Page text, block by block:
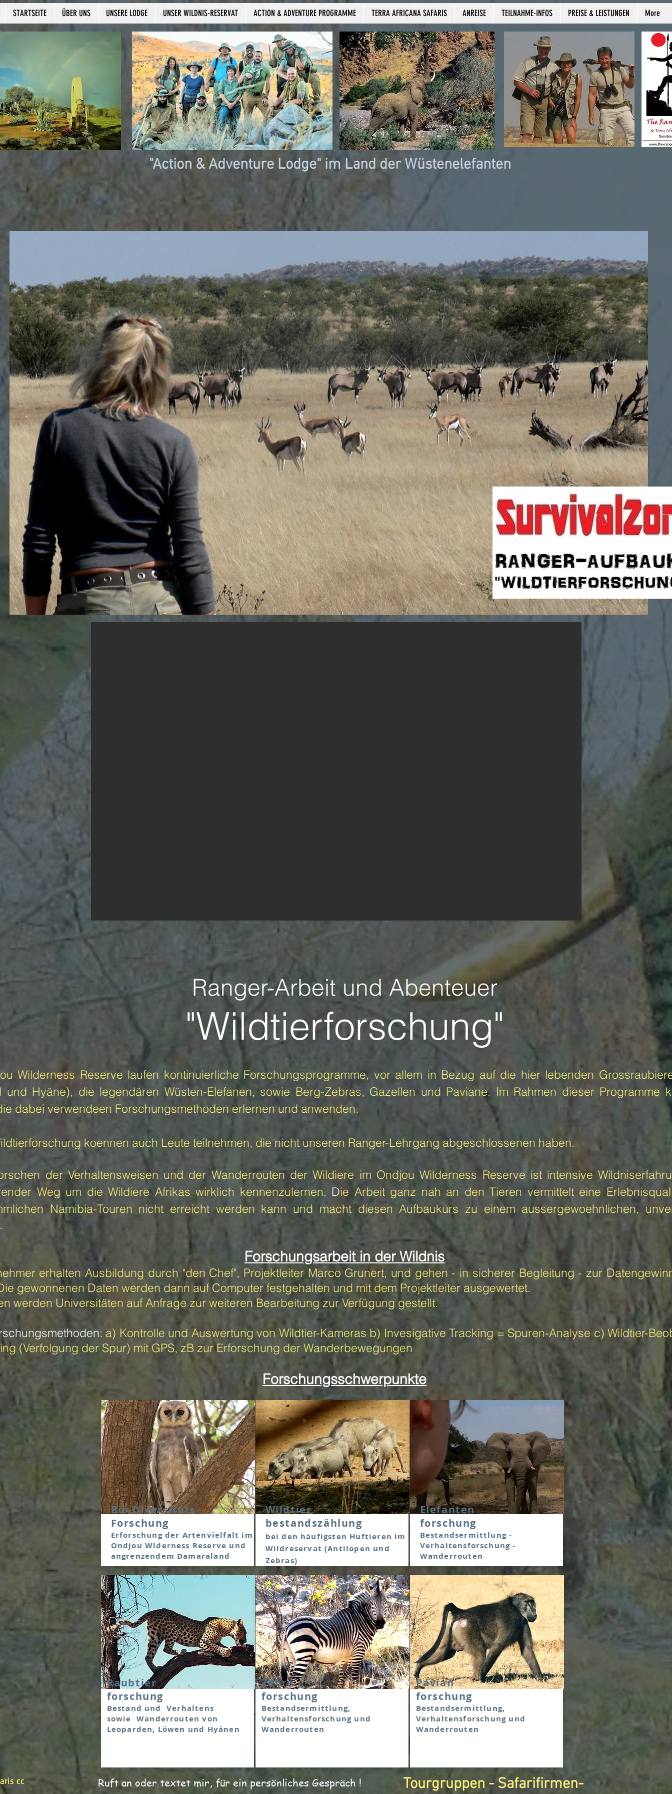
STARTSEITE ÜBER UNS UNSERE LODGE UNSER WILDNIS-RESERVAT ACTION & ADVENTURE PROGRAMME TERRA AFRICANA SAFARIS ANREISE TEILNAHME-INFOS PREISE & LEISTUNGEN More
"Action & Adventure Lodge" im Land der Wüstenelefanten
Ranger-Arbeit und Abenteuer
"Wildtierforschung"
Wilderness Reserve laufen kontinuierliche Forschungsprogramme, vor allem in Bezug auf die hier lebenden
und Hyäne), die legendären Wüsten-Elefanen, sowie Berg-Zebras, Gazellen und Paviane. Im Rahmen dieser Programme
dabei verwendeen Forschungsmethoden erlernen und anwenden.
koennen auch Leute teilnehmen, die nicht unseren Ranger-Lehrgang abgeschlossenen haben.
der Verhaltensweisen und der Wanderrouten der Wildiere im Ondjou Wilderness Reserve ist intensive
Weg um die Wildiere Afrikas wirklich kennenzulernen. Die Arbeit ganz nah an den Tieren vermittelt eine
Namibia-Touren nicht erreicht werden kann und macht diesen Aufbaukurs zu einem aussergewoehnlichen,
Forschungsarbeit in der Wildnis
erhalten Ausbildung durch "den Chef", Projektleiter Marco Grunert, und gehen - in sicherer Begleitung - zur
gewonnenen Daten werden dann auf Computer festgehalten und mit dem Projektleiter ausgewertet.
werden Universitäten auf Anfrage zur weiteren Bearbeitung zur Verfügung gestellt.
: a) Kontrolle und Auswertung von Wildtier-Kameras b) Invesigative Tracking = Spuren-Analyse c) Wildtier-
(Verfolgung der Spur) mit GPS, zB zur Erforschung der Wanderbewegungen
Forschungsschwerpunkte
Bio-Diversitäts
Forschung
Erforschung der Artenvielfalt im
Ondjou Wlderness Reserve und
angrenzendem Damaraland
Wildtier
bestandszählung
bei den häufigsten Huftieren im
Wildreservat (Antilopen und
Zebras)
Elefanten
forschung
Bestandsermittlung -
Verhaltensforschung -
Wanderrouten
Raubtier
forschung
Bestand und Verhaltens
sowie Wanderrouten von
Leoparden, Löwen und Hyänen
Zebra
forschung
Bestandsermittlung,
Verhaltensforschung und
Wanderrouten
Pavian
forschung
Bestandsermittlung,
Verhaltensforschung und
Wanderrouten
cc Ruft an oder textet mir, für ein persönliches Gespräch !
Tourgruppen - Safarifirmen-